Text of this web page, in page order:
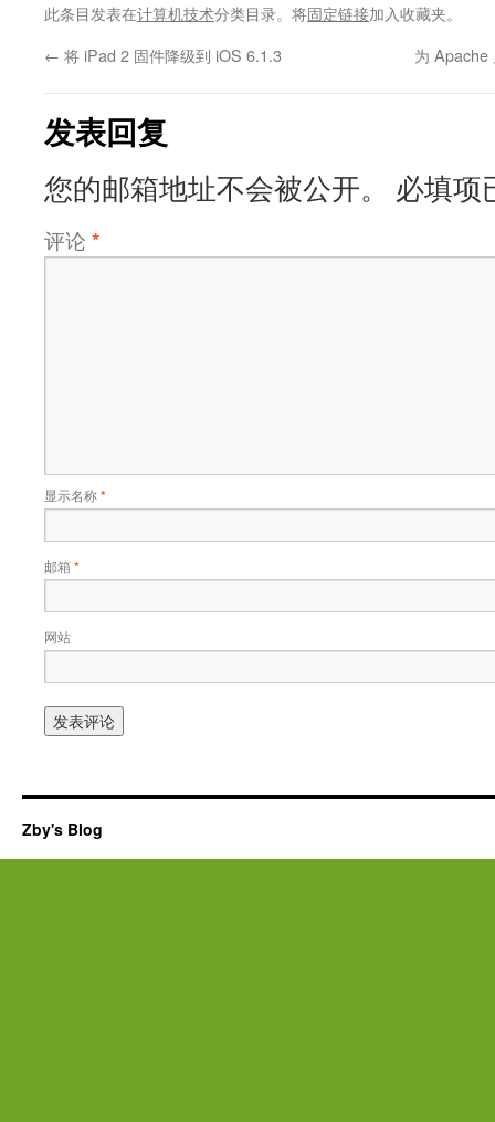
此条目发表在计算机技术分类目录。将固定链接加入收藏夹。
← 将 iPad 2 固件降级到 iOS 6.1.3 为 Apache
发表回复
您的邮箱地址不会被公开。 必填项
评论 *
显示名称*
邮箱 *
网站
Zby's Blog